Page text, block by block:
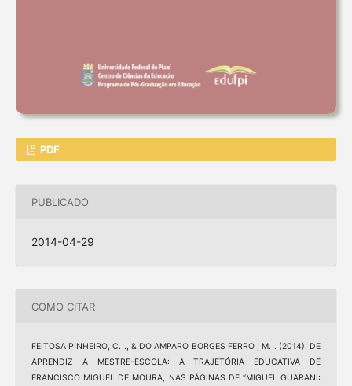
PDF
PUBLICADO
2014-04-29
COMO CITAR
FEITOSA PINHEIRO, C. ., & DO AMPARO BORGES FERRO , M. . (2014). DE
APRENDIZ A MESTRE-ESCOLA: A TRAJETÓRIA EDUCATIVA DE
FRANCISCO MIGUEL DE MOURA, NAS PÁGINAS DE “MIGUEL GUARANI: